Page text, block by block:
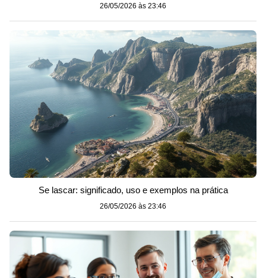
26/05/2026 às 23:46
Se lascar: significado, uso e exemplos na prática
26/05/2026 às 23:46